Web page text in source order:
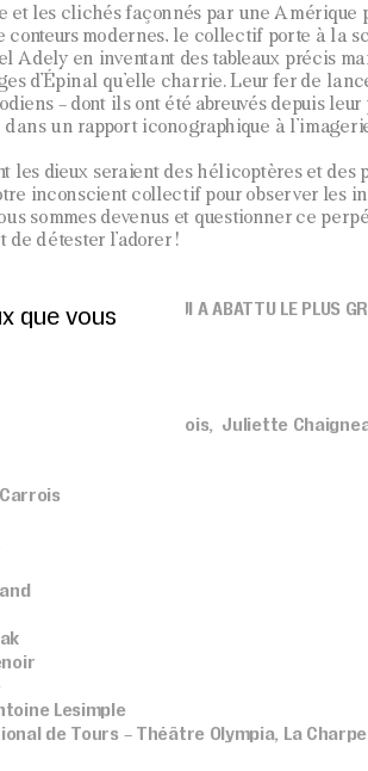
et les clichés façonnés par une Amérique
modernes, le collectif porte à la
Adely en inventant des tableaux précis
d’Épinal qu’elle charrie. Leur fer de
– dont ils ont été abreuvés depuis leur
dans un rapport iconographique à
les dieux seraient des hélicoptères et des
inconscient collectif pour observer les
sommes devenus et questionner ce
de détester l’adorer !
DE L’HOMME QUI A ABATTU LE PLUS
Daquet, Brice Carrois, Juliette
Lesimple
de Tours – Théâtre Olympia, La
que vous